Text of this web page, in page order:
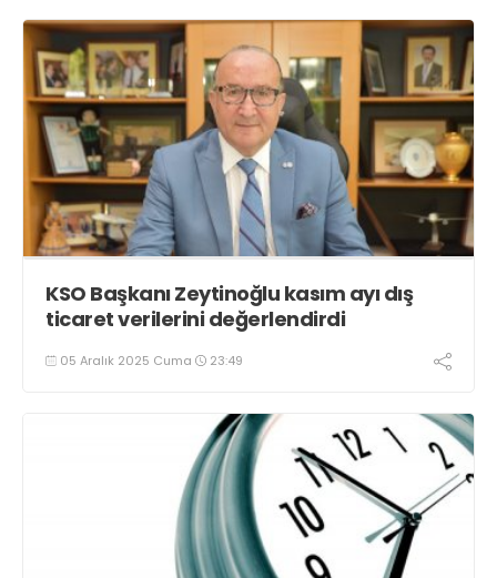
KSO Başkanı Zeytinoğlu kasım ayı dış
ticaret verilerini değerlendirdi
05 Aralık 2025 Cuma 23:49